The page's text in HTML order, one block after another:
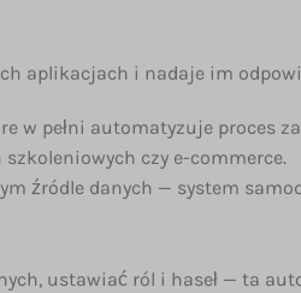
aplikacjach i nadaje im
w pełni automatyzuje proces
czy e-commerce.
źródle danych — system
ustawiać ról i haseł — ta